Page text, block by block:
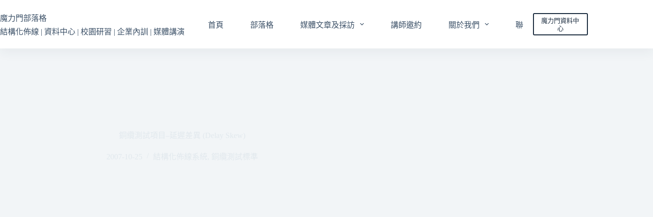
至
主
魔力門部落格
結構化佈線 | 資料中心 | 校園研習 | 企業內訓 | 媒體講演
首頁 部落格 媒體文章及採訪 講師邀約 關於我們 聯絡我們
魔力門資料中
心